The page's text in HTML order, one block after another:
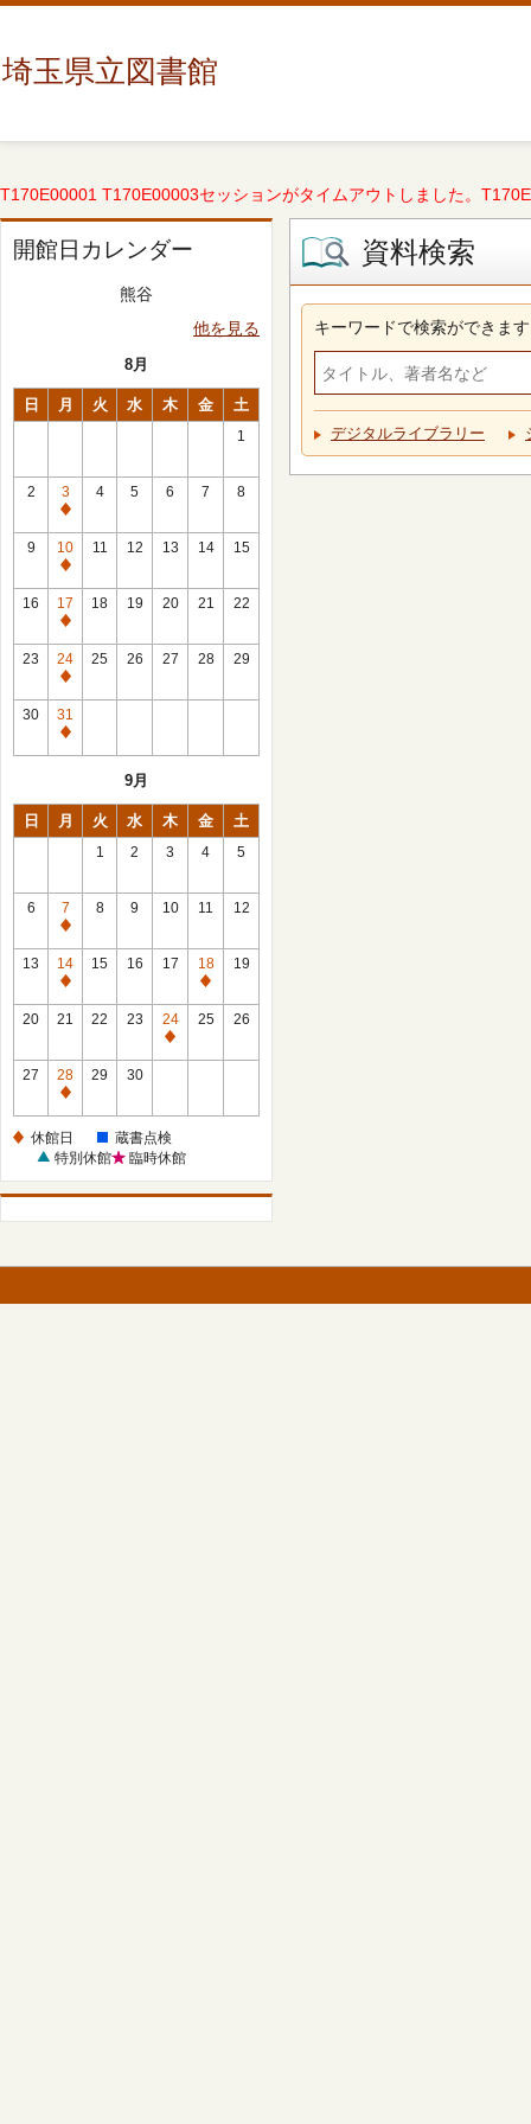
埼玉県立図書館
T170E00001 T170E00003セッションがタイムアウトしました。
開館日カレンダー
熊谷
他を見る
8月
日 月 火 水 木 金 土
1
2
3
休
館
日
4 5 6 7 8
9
10
休
館
日
11 12 13 14 15
16
17
休
館
日
18 19 20 21 22
23
24
休
館
日
25 26 27 28 29
30
31
休
9月
日 月 火 水 木 金 土
1 2 3 4 5
6
7
休
館
日
8 9 10 11 12
13
14
休
館
15 16 17
18
休
館
19
20 21 22 23
24
休
25 26
27
28
休
日
29 30
休館日
蔵書点検
特別休館
臨時休館
資料検索
キーワードで検索ができます
デジタルライブラリー